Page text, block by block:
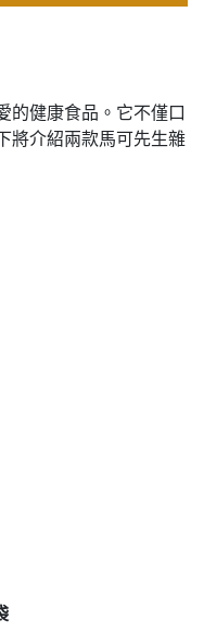
的健康食品。它不僅口
將介紹兩款馬可先生雜